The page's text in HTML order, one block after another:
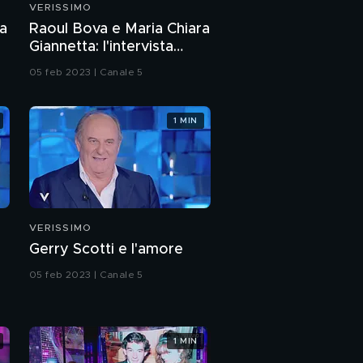
"Sono tornata in Italia"
Gabriella Pession: da
pattinatrice ad attrice
I provini di Gabriella
Pession
Le passioni di Gabriella
l'amore per suo figlio
VERISSIMO
Raoul Bova e Maria Chiara
Giannetta: l'intervista
05 feb 2023 | Canale 5
VERISSIMO
Gerry Scotti e l'amore
05 feb 2023 | Canale 5
1 MIN
1 MIN